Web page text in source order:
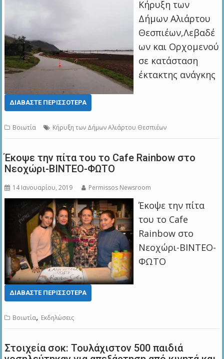
Κήρυξη των
Δήμων Aλιάρτου
Θεσπιέων,Λεβαδέ
ων και Ορχομενού
σε κατάσταση
έκτακτης ανάγκης
ΔΙΑΒΆΣΤΕ ΠΕΡΙΣΣΌΤΕΡΑ
Βοιωτία Κήρυξη των Δήμων Aλιάρτου Θεσπιέων
Έκοψε την πίτα του το Cafe Rainbow στο
Νεοχώρι-ΒΙΝΤΕΟ-ΦΩΤΟ
14 Ιανουαρίου, 2019 Permissos Newsroom
Έκοψε την πίτα
του το Cafe
Rainbow στο
Νεοχώρι-ΒΙΝΤΕΟ-
ΦΩΤΟ
ΔΙΑΒΆΣΤΕ ΠΕΡΙΣΣΌΤΕΡΑ
Βοιωτία, Εκδηλώσεις
Στοιχεία σοκ: Τουλάχιστον 500 παιδιά